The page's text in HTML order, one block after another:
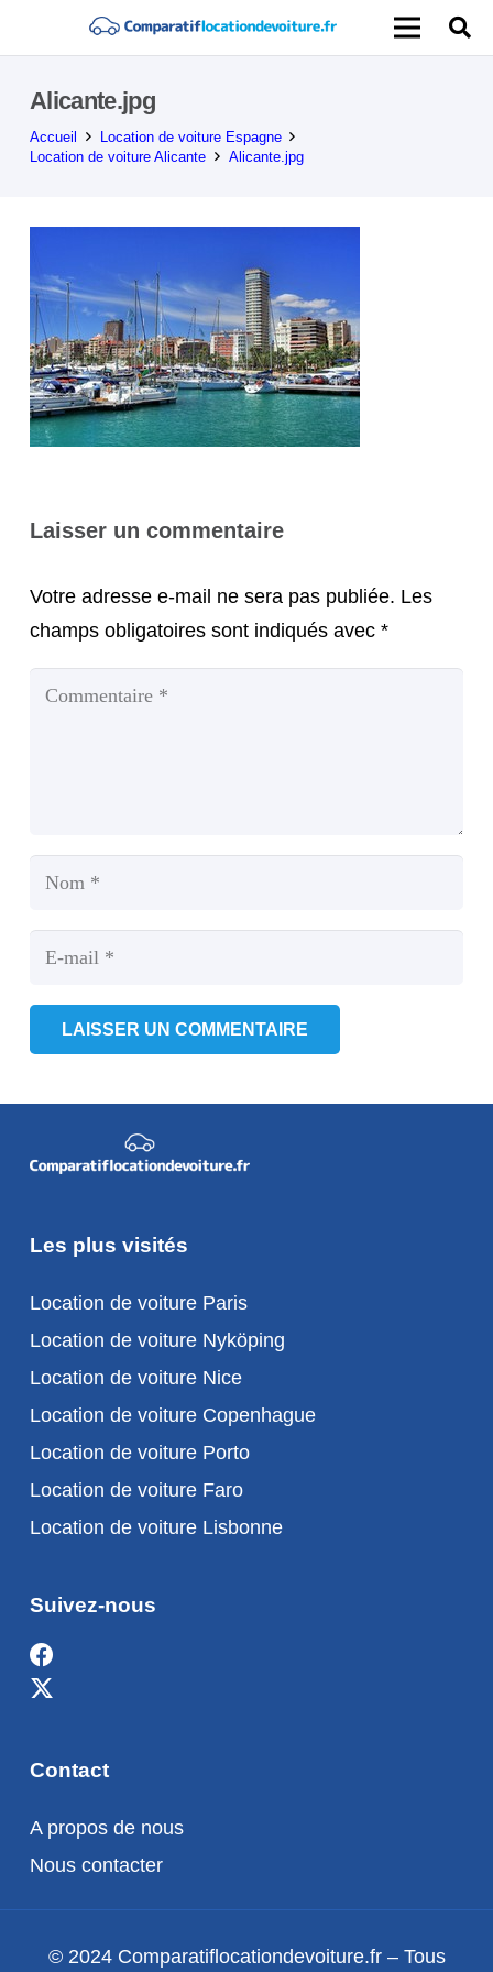
Alicante.jpg
Accueil
Location de voiture Espagne
Location de voiture Alicante
Alicante.jpg
Laisser un commentaire
Votre adresse e-mail ne sera pas publiée. Les
champs obligatoires sont indiqués avec *
LAISSER UN COMMENTAIRE
Les plus visités
Location de voiture Paris
Location de voiture Nyköping
Location de voiture Nice
Location de voiture Copenhague
Location de voiture Porto
Location de voiture Faro
Location de voiture Lisbonne
Suivez-nous
Contact
A propos de nous
Nous contacter
© 2024 Comparatiflocationdevoiture.fr – Tous